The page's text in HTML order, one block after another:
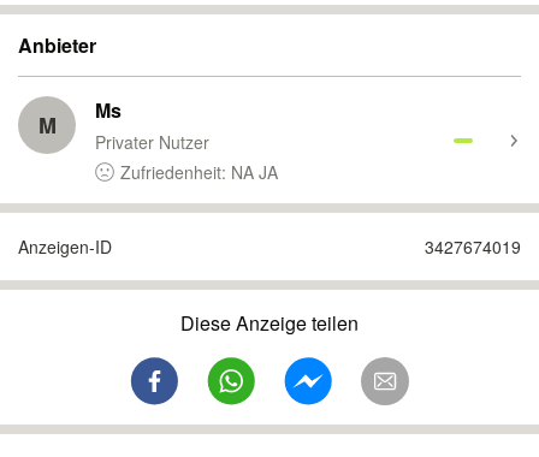
Anbieter
M Ms
Privater Nutzer
Zufriedenheit: NA JA
Anzeigen-ID 3427674019
Diese Anzeige teilen